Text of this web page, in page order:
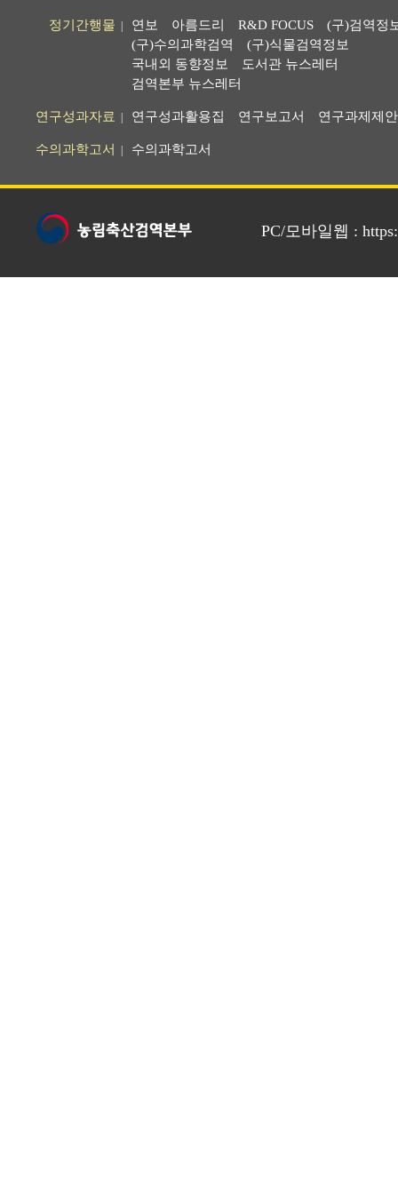
정기간행물 연보 아름드리 R&D FOCUS
(구)검역정
(구)수의과학검역
(구)식물검역정보
국내외 동향정보
도서관 뉴스레터
검역본부 뉴스레터
연구성과자료 연구성과활용집 연구보고서 연구과제제
수의과학고서 수의과학고서
PC/모바일웹 :